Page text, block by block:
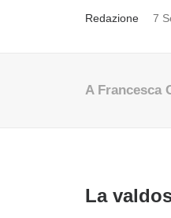
Redazione 7
A Francesca
La